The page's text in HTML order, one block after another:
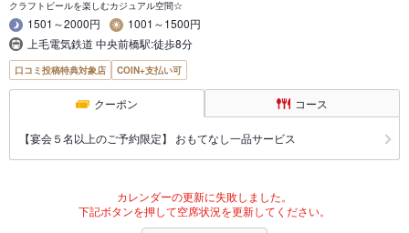
クラフトビールを楽しむカジュアル空間☆
1501～2000円
1001～1500円
上毛電気鉄道 中央前橋駅:徒歩8分
口コミ投稿特典対象店 COIN+支払い可
クーポン コース
【宴会５名以上のご予約限定】 おもてなし一品サービス
カレンダーの更新に失敗しました。
下記ボタンを押して空席状況を更新してください。